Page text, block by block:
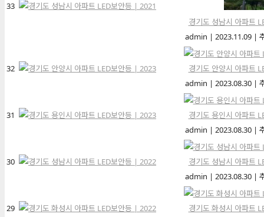
33
경기도 성남시 아파트
admin | 2023.11.09 |
32
경기도 안양시 아파트
admin | 2023.08.30 |
31
경기도 용인시 아파트
admin | 2023.08.30 |
30
경기도 성남시 아파트
admin | 2023.08.30 |
29
경기도 화성시 아파트